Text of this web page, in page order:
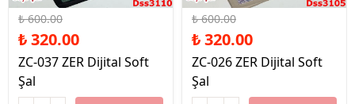
₺ 600.00
₺ 320.00
ZC-037 ZER Dijital Soft
Şal
₺ 600.00
₺ 320.00
ZC-026 ZER Dijital Soft
Şal